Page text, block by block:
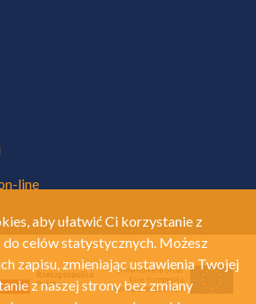
line
aby ułatwić Ci korzystanie z
do celów statystycznych. Możesz
zapisu, zmieniając ustawienia Twojej
z naszej strony bez zmiany